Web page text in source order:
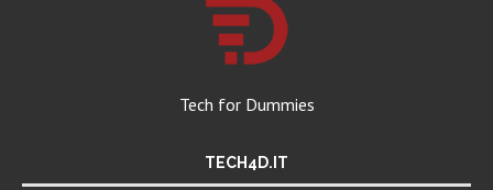
Tech for Dummies
TECH4D.IT